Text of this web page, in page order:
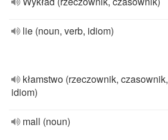
lie (noun, verb, idiom)
kłamstwo (rzeczownik, czasownik,
idiom)
mall (noun)